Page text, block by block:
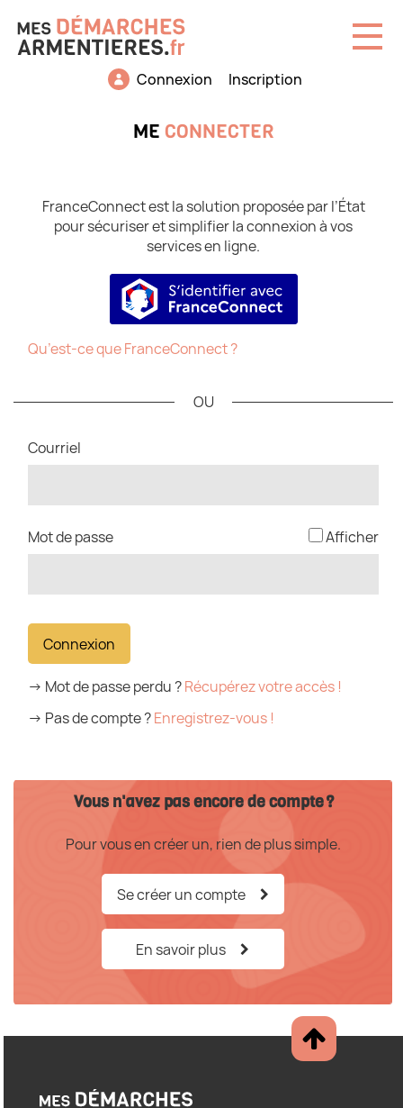
Connexion Inscription
ME CONNECTER
FranceConnect est la solution proposée par l’État
pour sécuriser et simplifier la connexion à vos
services en ligne.
S’identifier avec
Qu’est-ce que FranceConnect ?
Courriel
Mot de passe Afficher
Connexion
→ Mot de passe perdu ?Récupérez votre accès !
→ Pas de compte ?Enregistrez-vous !
Vous n'avez pas encore de compte ?
Pour vous en créer un, rien de plus simple.
Se créer un compte
En savoir plus